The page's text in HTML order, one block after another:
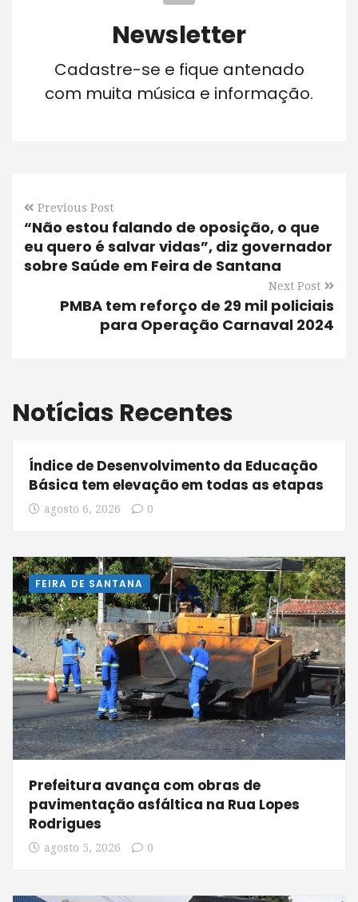
Newsletter
Cadastre-se e fique antenado
com muita música e informação.
Previous Post
“Não estou falando de oposição, o que
eu quero é salvar vidas”, diz governador
sobre Saúde em Feira de Santana
Next Post
PMBA tem reforço de 29 mil policiais
para Operação Carnaval 2024
Notícias Recentes
Índice de Desenvolvimento da Educação
Básica tem elevação em todas as etapas
agosto 6, 2026 0
FEIRA DE SANTANA
Prefeitura avança com obras de
pavimentação asfáltica na Rua Lopes
Rodrigues
agosto 5, 2026 0